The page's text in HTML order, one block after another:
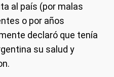
al país (por malas
o por años
declaró que tenía
su salud y